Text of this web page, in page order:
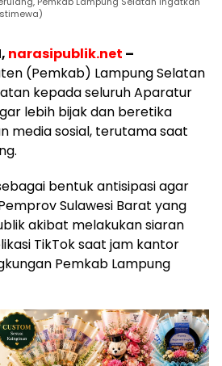
narasipublik.net –
(Pemkab) Lampung Selatan
kepada seluruh Aparatur
lebih bijak dan beretika
media sosial, terutama saat
bentuk antisipasi agar
Sulawesi Barat yang
akibat melakukan siaran
TikTok saat jam kantor
Pemkab Lampung